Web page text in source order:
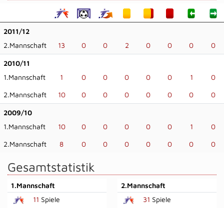
2011/12
2.Mannschaft
13 0 0 2 0 0 0 0
2010/11
1.Mannschaft
1 0 0 0 0 0 1 0
2.Mannschaft 10 0 0 0 0 0 0 0
2009/10
1.Mannschaft
10 0 0 0 0 0 1 0
2.Mannschaft 8 0 0 0 0 0 0 0
Gesamtstatistik
1.Mannschaft
11 Spiele
2.Mannschaft
31 Spiele